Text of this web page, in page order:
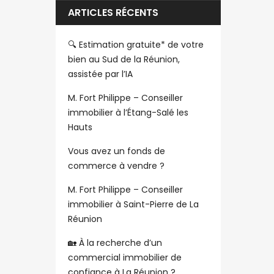
ARTICLES RÉCENTS
🔍 Estimation gratuite* de votre
bien au Sud de la Réunion,
assistée par l’IA
M. Fort Philippe – Conseiller
immobilier à l’Étang-Salé les
Hauts
Vous avez un fonds de
commerce à vendre ?
M. Fort Philippe – Conseiller
immobilier à Saint-Pierre de La
Réunion
🏡 À la recherche d’un
commercial immobilier de